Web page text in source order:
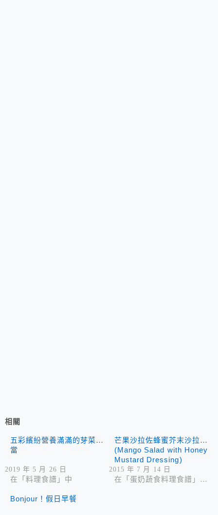
相關
五彩繽紛營養滿滿的芽菜便
當
2019 年 5 月 26 日
在「料理食譜」中
芒果沙拉佐蜂蜜芥末沙拉醬
(Mango Salad with Honey
Mustard Dressing)
2015 年 7 月 14 日
在「蛋奶蔬食料理食譜」中
Bonjour！假日早餐